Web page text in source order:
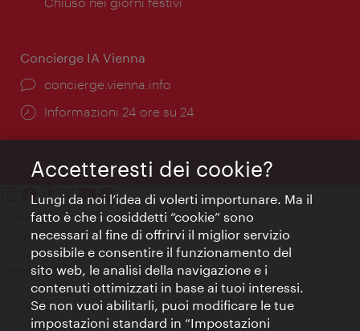
Concierge IA Vienna
Ort:
concierge.vienna.info
Öffnungszeiten:
Informazioni 24 ore su 24
Contatti
Colophon
Dichiarazione sulla protezione dei dati
Terms of Use
Accessibilità
Contatto stampa
Impostazioni cookie
Accetteresti dei cookie?
Lungi da noi l’idea di volerti importunare. Ma il
fatto è che i cosiddetti “cookie” sono
necessari al fine di offrirvi il miglior servizio
possibile e consentire il funzionamento del
sito web, le analisi della navigazione e i
contenuti ottimizzati in base ai tuoi interessi.
Se non vuoi abilitarli, puoi modificare le tue
impostazioni standard in “Impostazioni